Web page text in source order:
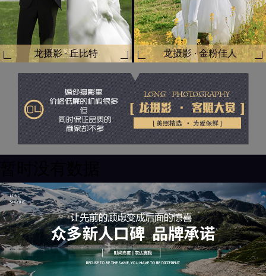
龙摄影 · 丘比特 龙摄影 · 金粉佳人